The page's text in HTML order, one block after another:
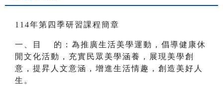
114年第四季研習課程簡章
一、目 的：為推廣生活美學運動，倡導健康休
閒文化活動，充實民眾美學涵養，展現美學創
意，提昇人文意涵，增進生活情趣，創造美好人
生。